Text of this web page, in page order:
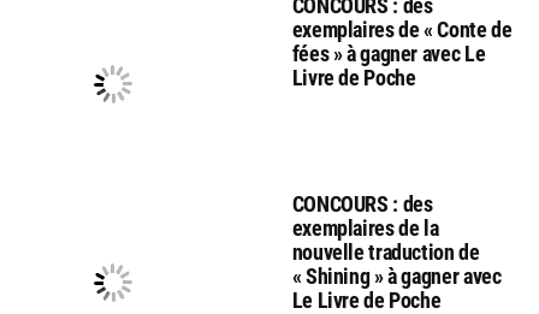
exemplaires de « Conte de
fées » à gagner avec Le
Livre de Poche
CONCOURS : des
exemplaires de la
nouvelle traduction de
« Shining » à gagner avec
Le Livre de Poche